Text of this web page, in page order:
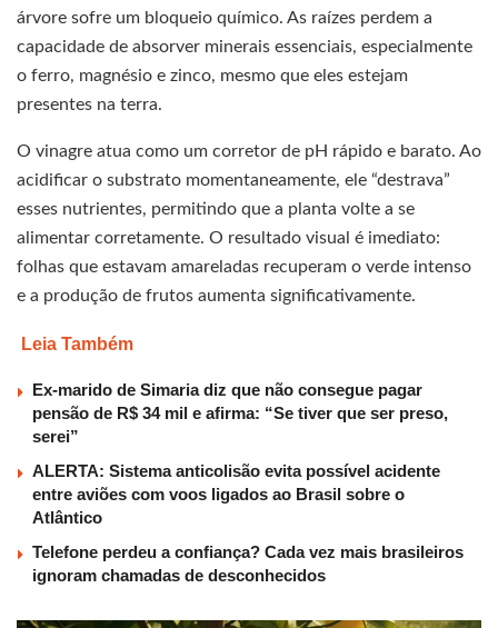
árvore sofre um bloqueio químico. As raízes perdem a
capacidade de absorver minerais essenciais, especialmente
o ferro, magnésio e zinco, mesmo que eles estejam
presentes na terra.
O vinagre atua como um corretor de pH rápido e barato. Ao
acidificar o substrato momentaneamente, ele “destrava”
esses nutrientes, permitindo que a planta volte a se
alimentar corretamente. O resultado visual é imediato:
folhas que estavam amareladas recuperam o verde intenso
e a produção de frutos aumenta significativamente.
Leia Também
Ex-marido de Simaria diz que não consegue pagar
pensão de R$ 34 mil e afirma: “Se tiver que ser preso,
serei”
ALERTA: Sistema anticolisão evita possível acidente
entre aviões com voos ligados ao Brasil sobre o
Atlântico
Telefone perdeu a confiança? Cada vez mais brasileiros
ignoram chamadas de desconhecidos